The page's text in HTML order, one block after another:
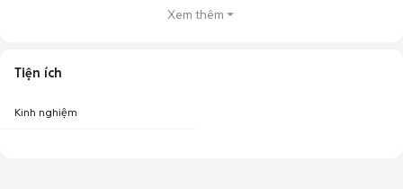
Xem thêm
Tiện ích
Kinh nghiệm